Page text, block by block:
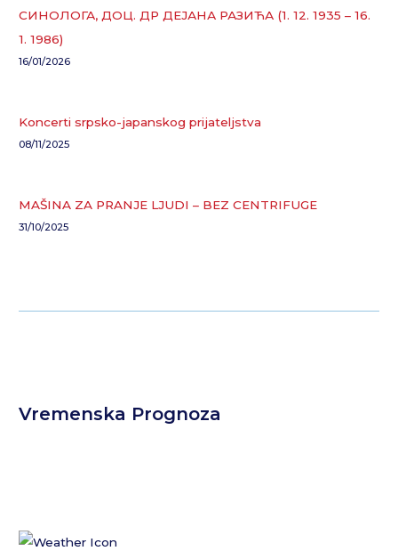
СИНОЛОГА, ДОЦ. ДР ДЕЈАНА РАЗИЋА (1. 12. 1935 – 16.
1. 1986)
16/01/2026
Koncerti srpsko-japanskog prijateljstva
08/11/2025
MAŠINA ZA PRANJE LJUDI – BEZ CENTRIFUGE
31/10/2025
Vremenska Prognoza